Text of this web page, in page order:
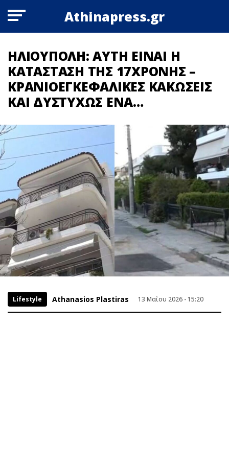
Athinapress.gr
ΗΛΙΟΥΠΟΛΗ: ΑΥΤΗ ΕΙΝΑΙ Η
ΚΑΤΑΣΤΑΣΗ ΤΗΣ 17ΧΡΟΝΗΣ –
ΚΡΑΝΙΟΕΓΚΕΦΑΛΙΚΕΣ ΚΑΚΩΣΕΙΣ
ΚΑΙ ΔΥΣΤΥΧΩΣ ΕΝΑ…
Lifestyle Athanasios Plastiras 13 Μαΐου 2026 - 15:20